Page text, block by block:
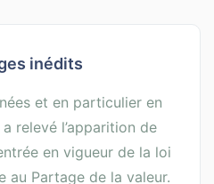
inédits
et en particulier en
relevé l’apparition de
en vigueur de la loi
au Partage de la valeur.